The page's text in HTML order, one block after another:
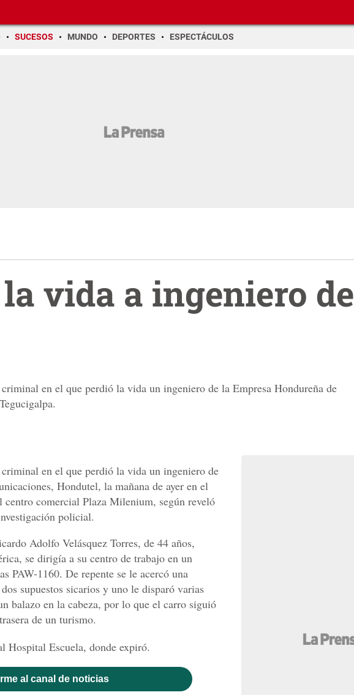
SUCESOS MUNDO DEPORTES ESPECTÁCULOS
vida a ingeniero de
en el que perdió la vida un ingeniero de la Empresa Hondureña de
en el que perdió la vida un ingeniero de
Hondutel, la mañana de ayer en el
centro comercial Plaza Milenium, según reveló
policial.
Adolfo Velásquez Torres, de 44 años,
se dirigía a su centro de trabajo en un
PAW-1160. De repente se le acercó una
supuestos sicarios y uno le disparó varias
balazo en la cabeza, por lo que el carro siguió
de un turismo.
Hospital Escuela, donde expiró.
al canal de noticias